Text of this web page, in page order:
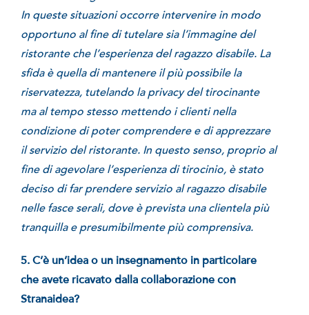
In queste situazioni occorre intervenire in modo
opportuno al fine di tutelare sia l’immagine del
ristorante che l’esperienza del ragazzo disabile. La
sfida è quella di mantenere il più possibile la
riservatezza, tutelando la privacy del tirocinante
ma al tempo stesso mettendo i clienti nella
condizione di poter comprendere e di apprezzare
il servizio del ristorante. In questo senso, proprio al
fine di agevolare l’esperienza di tirocinio, è stato
deciso di far prendere servizio al ragazzo disabile
nelle fasce serali, dove è prevista una clientela più
tranquilla e presumibilmente più comprensiva.
5. C’è un’idea o un insegnamento in particolare
che avete ricavato dalla collaborazione con
Stranaidea?